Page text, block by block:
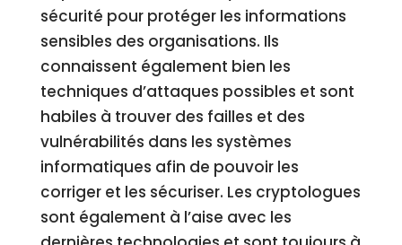
sécurité pour protéger les informations
sensibles des organisations. Ils
connaissent également bien les
techniques d’attaques possibles et sont
habiles à trouver des failles et des
vulnérabilités dans les systèmes
informatiques afin de pouvoir les
corriger et les sécuriser. Les cryptologues
sont également à l’aise avec les